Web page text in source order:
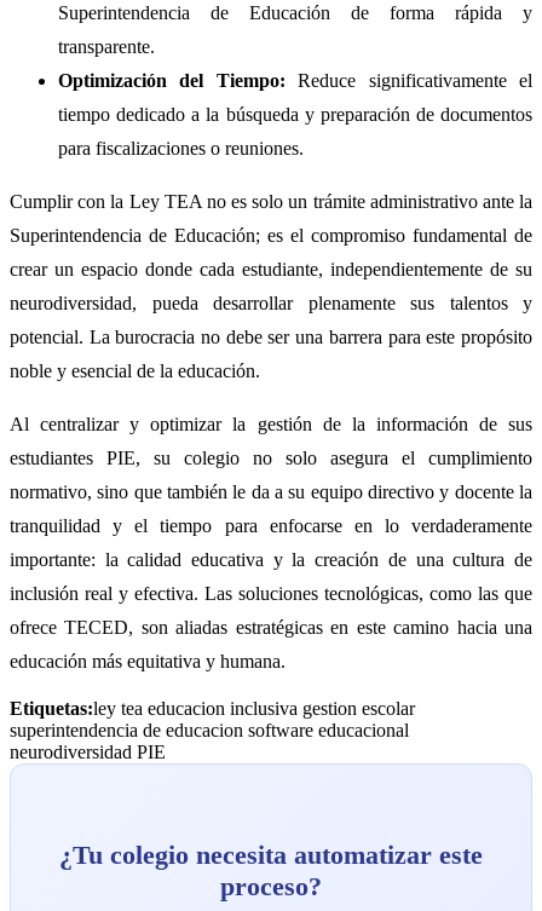
Superintendencia de Educación de forma rápida y
transparente.
Optimización del Tiempo: Reduce significativamente el
tiempo dedicado a la búsqueda y preparación de documentos
para fiscalizaciones o reuniones.
Cumplir con la Ley TEA no es solo un trámite administrativo ante la
Superintendencia de Educación; es el compromiso fundamental de
crear un espacio donde cada estudiante, independientemente de su
neurodiversidad, pueda desarrollar plenamente sus talentos y
potencial. La burocracia no debe ser una barrera para este propósito
noble y esencial de la educación.
Al centralizar y optimizar la gestión de la información de sus
estudiantes PIE, su colegio no solo asegura el cumplimiento
normativo, sino que también le da a su equipo directivo y docente la
tranquilidad y el tiempo para enfocarse en lo verdaderamente
importante: la calidad educativa y la creación de una cultura de
inclusión real y efectiva. Las soluciones tecnológicas, como las que
ofrece TECED, son aliadas estratégicas en este camino hacia una
educación más equitativa y humana.
Etiquetas:ley tea educacion inclusiva gestion escolar
superintendencia de educacion software educacional
neurodiversidad PIE
¿Tu colegio necesita automatizar este
proceso?